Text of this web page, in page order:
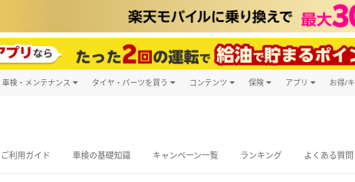
車検・メンテナンス タイヤ・パーツを買う コンテンツ 保険 アプリ お得/
ご利用ガイド 車検の基礎知識 キャンペーン一覧 ランキング よくある質問